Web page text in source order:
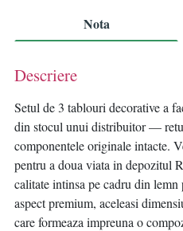
Nota
Descriere
Setul de 3 tablouri decorative a
din stocul unui distribuitor —
componentele originale intacte.
pentru a doua viata in depozitul
calitate intinsa pe cadru din
aspect premium, aceleasi
care formeaza impreuna o